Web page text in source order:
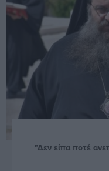
"Δεν είπα ποτέ